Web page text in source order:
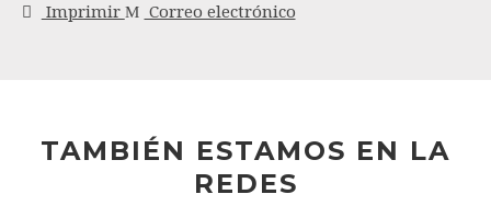
Imprimir Correo electrónico
TAMBIÉN ESTAMOS EN LA
REDES